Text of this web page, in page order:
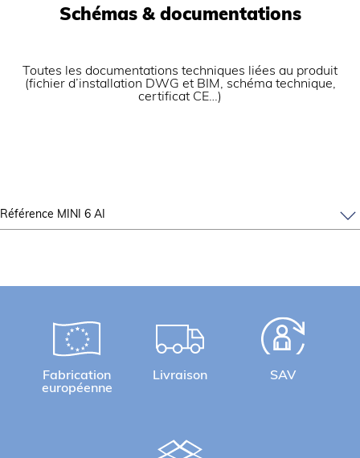
Schémas & documentations
Toutes les documentations techniques liées au produit
(fichier d’installation DWG et BIM, schéma technique,
certificat CE…)
Référence MINI 6 AI
Fabrication
européenne
Livraison SAV